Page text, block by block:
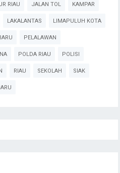
RIAU JALAN TOL KAMPAR
LAKALANTAS LIMAPULUH KOTA
PELALAWAN
POLDA RIAU POLISI
RIAU SEKOLAH SIAK